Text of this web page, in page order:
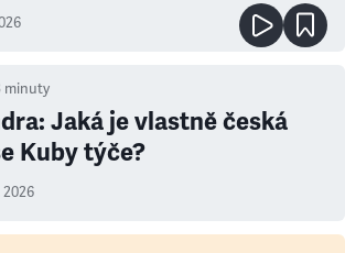
minuty
Jaká je vlastně česká
Kuby týče?
2026